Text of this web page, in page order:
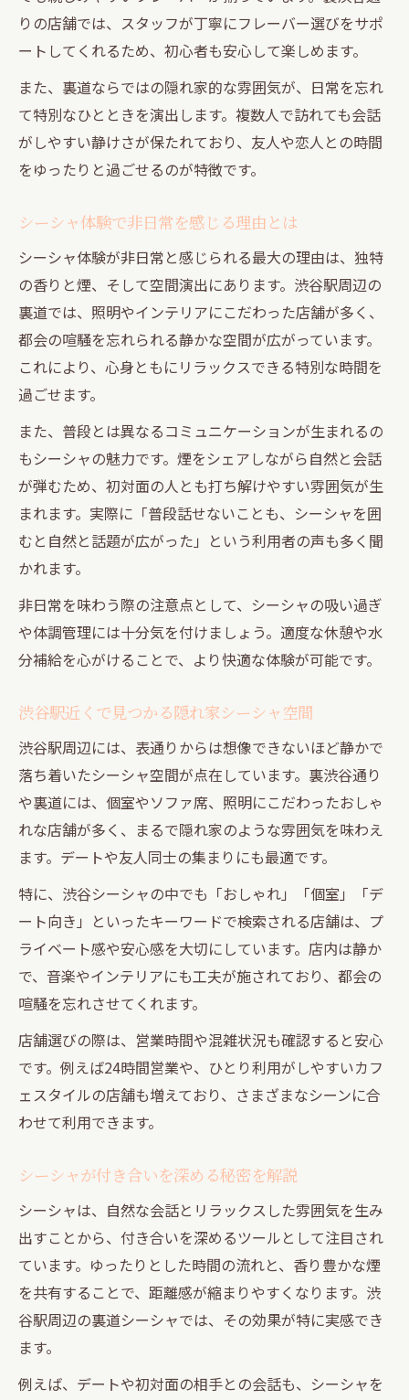
個室ありの裏道シーシャで自分時間を満喫
シーシャ好きが選ぶ渋谷駅周辺の新定番
ット
付き合いにも最適なシーシャ空間の条件と
は
おしゃれなシーシャスポットの選び方
シーシャ初心者でも安心な裏道のポイント
落ち着いた裏渋谷でシーシャと対話を満喫
落ち着いた裏渋谷で語らうシーシャの時間
シーシャがもたらす心地よい対話空間とは
裏渋谷の静けさとシーシャの魅力を両立
会話が深まるシーシャの楽しみ方を解説
裏道ならではのシーシャ体験で癒しを実感
個室ありのシーシャ空間でリラックスを実感
個室シーシャ空間で味わう贅沢なリラック
プライベート感重視のシーシャ空間とは
シーシャと付き合いに最適な個室の魅力
りの店舗では、スタッフが丁寧にフレーバー選びをサポ
ートしてくれるため、初心者も安心して楽しめます。
また、裏道ならではの隠れ家的な雰囲気が、日常を忘れ
て特別なひとときを演出します。複数人で訪れても会話
がしやすい静けさが保たれており、友人や恋人との時間
をゆったりと過ごせるのが特徴です。
シーシャ体験で非日常を感じる理由とは
シーシャ体験が非日常と感じられる最大の理由は、独特
の香りと煙、そして空間演出にあります。渋谷駅周辺の
裏道では、照明やインテリアにこだわった店舗が多く、
都会の喧騒を忘れられる静かな空間が広がっています。
これにより、心身ともにリラックスできる特別な時間を
過ごせます。
また、普段とは異なるコミュニケーションが生まれるの
もシーシャの魅力です。煙をシェアしながら自然と会話
が弾むため、初対面の人とも打ち解けやすい雰囲気が生
まれます。実際に「普段話せないことも、シーシャを囲
むと自然と話題が広がった」という利用者の声も多く聞
かれます。
非日常を味わう際の注意点として、シーシャの吸い過ぎ
や体調管理には十分気を付けましょう。適度な休憩や水
分補給を心がけることで、より快適な体験が可能です。
渋谷駅近くで見つかる隠れ家シーシャ空間
渋谷駅周辺には、表通りからは想像できないほど静かで
落ち着いたシーシャ空間が点在しています。裏渋谷通り
や裏道には、個室やソファ席、照明にこだわったおしゃ
れな店舗が多く、まるで隠れ家のような雰囲気を味わえ
ます。デートや友人同士の集まりにも最適です。
特に、渋谷シーシャの中でも「おしゃれ」「個室」「デ
ート向き」といったキーワードで検索される店舗は、プ
ライベート感や安心感を大切にしています。店内は静か
で、音楽やインテリアにも工夫が施されており、都会の
喧騒を忘れさせてくれます。
店舗選びの際は、営業時間や混雑状況も確認すると安心
です。例えば24時間営業や、ひとり利用がしやすいカフ
ェスタイルの店舗も増えており、さまざまなシーンに合
わせて利用できます。
シーシャが付き合いを深める秘密を解説
シーシャは、自然な会話とリラックスした雰囲気を生み
出すことから、付き合いを深めるツールとして注目され
ています。ゆったりとした時間の流れと、香り豊かな煙
を共有することで、距離感が縮まりやすくなります。渋
谷駅周辺の裏道シーシャでは、その効果が特に実感でき
ます。
例えば、デートや初対面の相手との会話も、シーシャを